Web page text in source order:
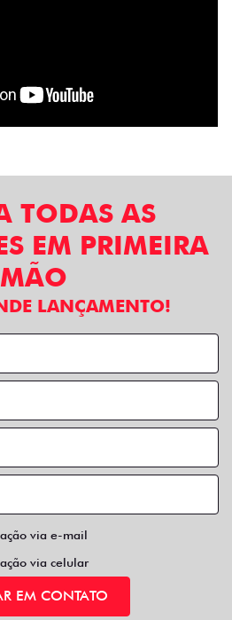
TODAS AS
EM PRIMEIRA
MÃO
LANÇAMENTO!
via e-mail
via celular
EM CONTATO